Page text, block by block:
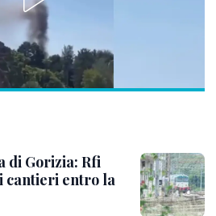
di Gorizia: Rfi
cantieri entro la